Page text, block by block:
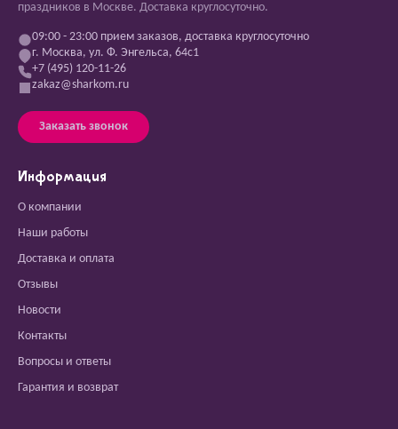
праздников в Москве. Доставка круглосуточно.
09:00 - 23:00 прием заказов, доставка круглосуточно
г. Москва, ул. Ф. Энгельса, 64с1
+7 (495) 120-11-26
zakaz@sharkom.ru
Заказать звонок
Информация
О компании
Наши работы
Доставка и оплата
Отзывы
Новости
Контакты
Вопросы и ответы
Гарантия и возврат